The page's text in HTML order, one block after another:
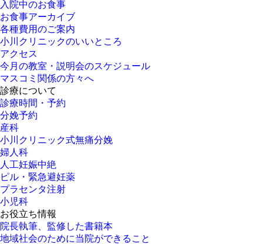
入院中のお食事
お食事アーカイブ
各種費用のご案内
小川クリニックのいいところ
アクセス
今月の教室・説明会のスケジュール
マスコミ関係の方々へ
診療について
診療時間・予約
分娩予約
産科
小川クリニック式無痛分娩
婦人科
人工妊娠中絶
ピル・緊急避妊薬
プラセンタ注射
小児科
お役立ち情報
院長執筆、監修した書籍本
地域社会のために当院ができること